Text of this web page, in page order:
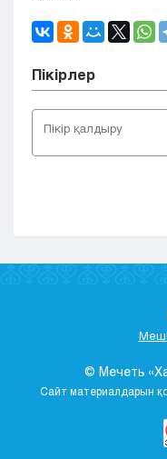
Пікірлер
© Мечеть
Сайт материалдарын